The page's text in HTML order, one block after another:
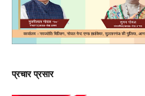
प्रचार प्रसार